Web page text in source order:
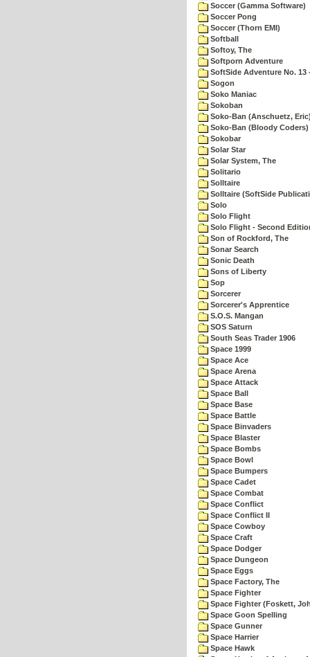
Soccer (Gamma Software)
Soccer Pong
Soccer (Thorn EMI)
Softball
Softoy, The
Softporn Adventure
SoftSide Adventure No. 13
Sogon
Soko Maniac
Sokoban
Soko-Ban (Anschuetz,
Soko-Ban (Bloody Coders)
Sokobar
Solar Star
Solar System, The
Solitario
Solltaire
Solltaire (SoftSide
Solo
Solo Flight
Solo Flight - Second
Son of Rockford, The
Sonar Search
Sonic Death
Sons of Liberty
Sop
Sorcerer
Sorcerer's Apprentice
S.O.S. Mangan
SOS Saturn
South Seas Trader 1906
Space 1999
Space Ace
Space Arena
Space Attack
Space Ball
Space Base
Space Battle
Space Binvaders
Space Blaster
Space Bombs
Space Bowl
Space Bumpers
Space Cadet
Space Combat
Space Conflict
Space Conflict II
Space Cowboy
Space Craft
Space Dodger
Space Dungeon
Space Eggs
Space Factory, The
Space Fighter
Space Fighter (Foskett,
Space Goon Spelling
Space Gunner
Space Harrier
Space Hawk